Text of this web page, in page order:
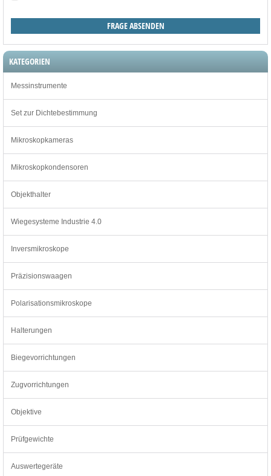
KATEGORIEN
Messinstrumente
Set zur Dichtebestimmung
Mikroskopkameras
Mikroskopkondensoren
Objekthalter
Wiegesysteme Industrie 4.0
Inversmikroskope
Präzisionswaagen
Polarisationsmikroskope
Halterungen
Biegevorrichtungen
Zugvorrichtungen
Objektive
Prüfgewichte
Auswertegeräte